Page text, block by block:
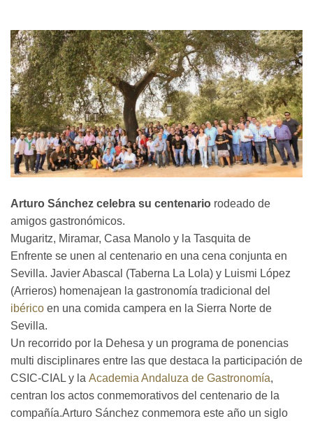
Arturo Sánchez celebra su centenario rodeado de
amigos gastronómicos.
Mugaritz, Miramar, Casa Manolo y la Tasquita de
Enfrente se unen al centenario en una cena conjunta en
Sevilla. Javier Abascal (Taberna La Lola) y Luismi López
(Arrieros) homenajean la gastronomía tradicional del
ibérico en una comida campera en la Sierra Norte de
Sevilla.
Un recorrido por la Dehesa y un programa de ponencias
multi disciplinares entre las que destaca la participación de
CSIC-CIAL y la Academia Andaluza de Gastronomía,
centran los actos conmemorativos del centenario de la
compañía.Arturo Sánchez conmemora este año un siglo